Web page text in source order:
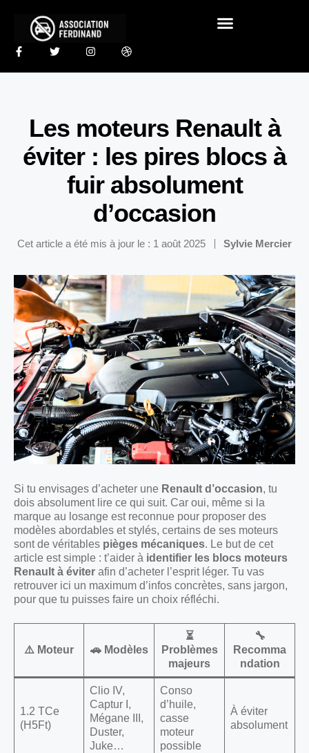
Les moteurs Renault à
éviter : les pires blocs à
fuir absolument
d’occasion
Cet article a été mis à jour le : 1 août 2025 Sylvie Mercier
Si tu envisages d’acheter une Renault d’occasion, tu
dois absolument lire ce qui suit. Car oui, même si la
marque au losange est reconnue pour proposer des
modèles abordables et stylés, certains de ses moteurs
sont de véritables pièges mécaniques. Le but de cet
article est simple : t’aider à identifier les blocs moteurs
Renault à éviter afin d’acheter l’esprit léger. Tu vas
retrouver ici un maximum d’infos concrètes, sans jargon,
pour que tu puisses faire un choix réfléchi.
⚠️ Moteur 🚗 Modèles
⏳
Problèmes
majeurs
🔧
Recomma
ndation
1.2 TCe
(H5Ft)
Clio IV,
Captur I,
Mégane III,
Duster,
Juke…
Conso
d’huile,
casse
moteur
possible
À éviter
absolument